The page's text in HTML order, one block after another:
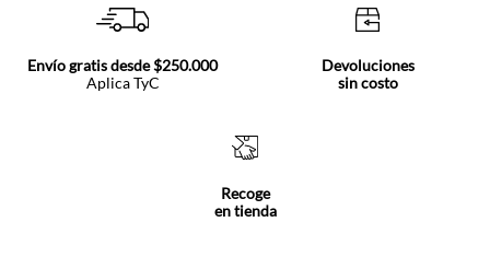
Envío gratis desde $250.000
Aplica TyC
Devoluciones
sin costo
Recoge
en tienda